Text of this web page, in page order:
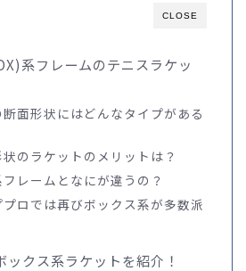
CLOSE
系フレームのテニスラケッ
面形状にはどんなタイプがある
のラケットのメリットは？
レームとなにが違うの？
ロでは再びボックス系が多数派
ックス系ラケットを紹介！